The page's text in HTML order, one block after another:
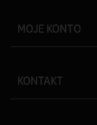
MOJE KONTO
KONTAKT